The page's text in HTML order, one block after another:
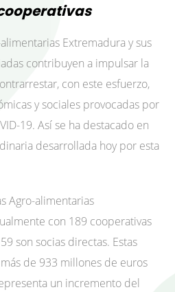
Extremadura y sus
contribuyen a impulsar la
con este esfuerzo,
y sociales provocadas por
19. Así se ha destacado en
desarrollada hoy por esta
Agro-alimentarias
con 189 cooperativas
son socias directas. Estas
de 933 millones de euros
un incremento del